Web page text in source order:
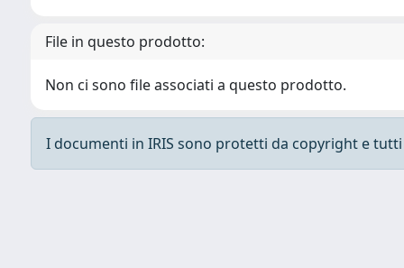
File in questo prodotto:
Non ci sono file associati a questo prodotto.
I documenti in IRIS sono protetti da copyright e